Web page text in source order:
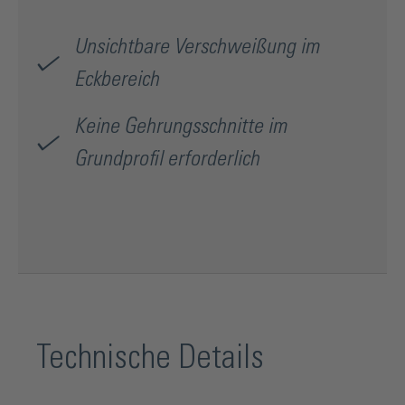
Unsichtbare Verschweißung im
Eckbereich
Keine Gehrungsschnitte im
Grundprofil erforderlich
Technische Details